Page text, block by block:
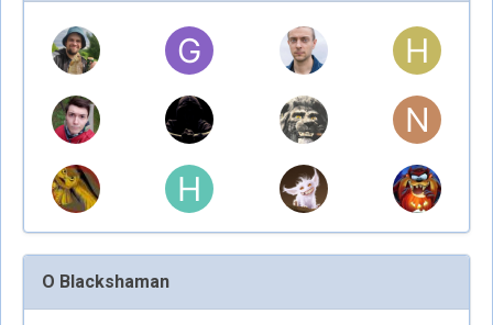
О Blackshaman